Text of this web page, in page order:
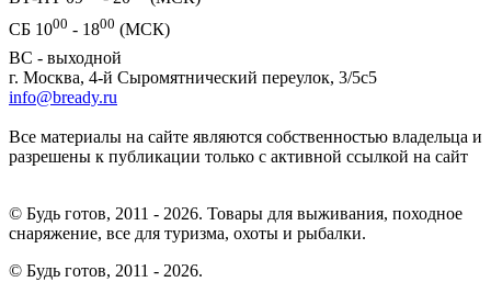
СБ 1000 - 1800 (МСК)
ВС - выходной
г. Москва, 4-й Сыромятнический переулок, 3/5с5
info@bready.ru
Все материалы на сайте являются собственностью владельца и
разрешены к публикации только с активной ссылкой на сайт
© Будь готов, 2011 - 2026. Товары для выживания, походное
снаряжение, все для туризма, охоты и рыбалки.
© Будь готов, 2011 - 2026.